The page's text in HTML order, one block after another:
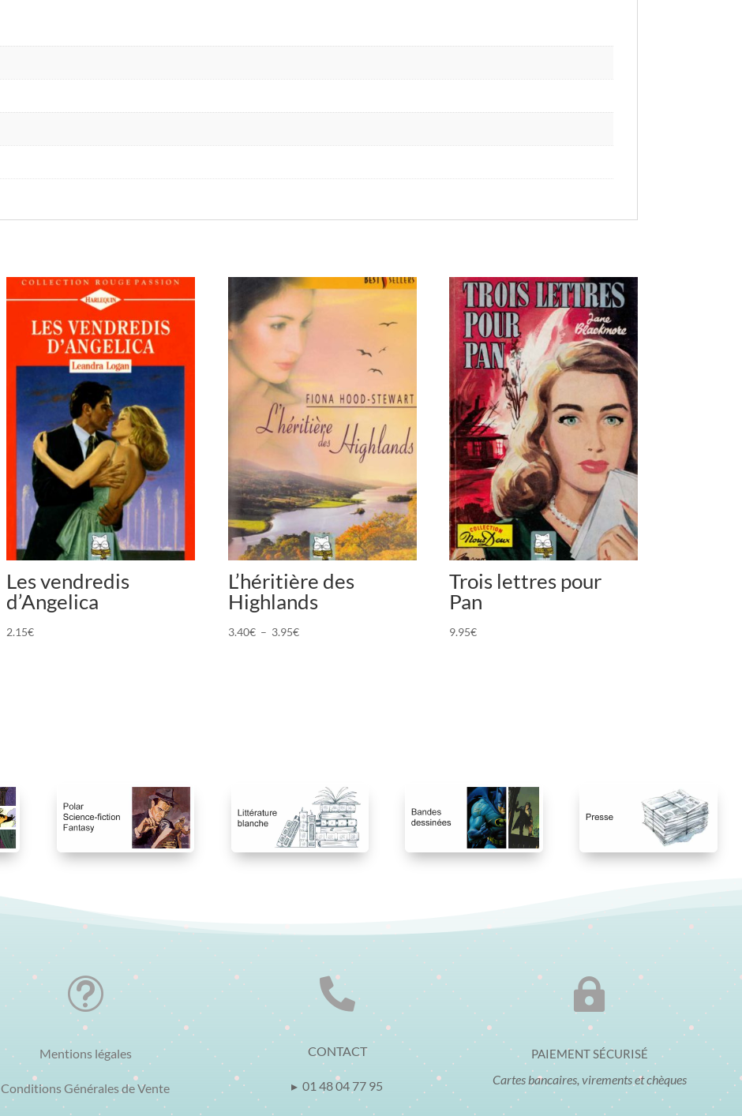
Les vendredis
d’Angelica
2.15€
L’héritière des
Highlands
3.40€ – 3.95€Plage
Trois lettres pour
Pan
9.95€
t
Mentions légales
Conditions Générales de Vente

CONTACT
▸ 01 48 04 77 95

PAIEMENT SÉCURISÉ
Cartes bancaires, virements et chèques